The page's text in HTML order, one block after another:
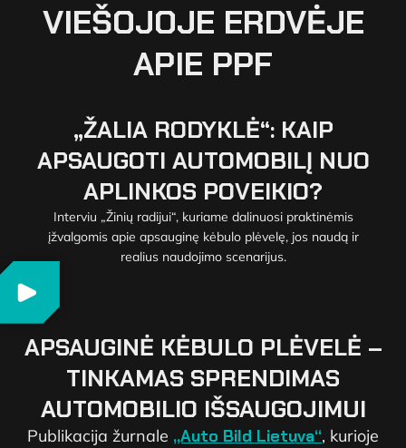
VIEŠOJOJE ERDVĖJE
APIE PPF
„ŽALIA RODYKLĖ“: KAIP
APSAUGOTI AUTOMOBILĮ NUO
APLINKOS POVEIKIO?
Interviu „Žinių radijui“, kuriame dalinuosi praktinėmis
įžvalgomis apie apsauginę kėbulo plėvelę, jos naudą ir
realius naudojimo scenarijus.
APSAUGINĖ KĖBULO PLĖVELĖ –
TINKAMAS SPRENDIMAS
AUTOMOBILIO IŠSAUGOJIMUI
Publikacija žurnale „Auto Bild Lietuva“, kurioje